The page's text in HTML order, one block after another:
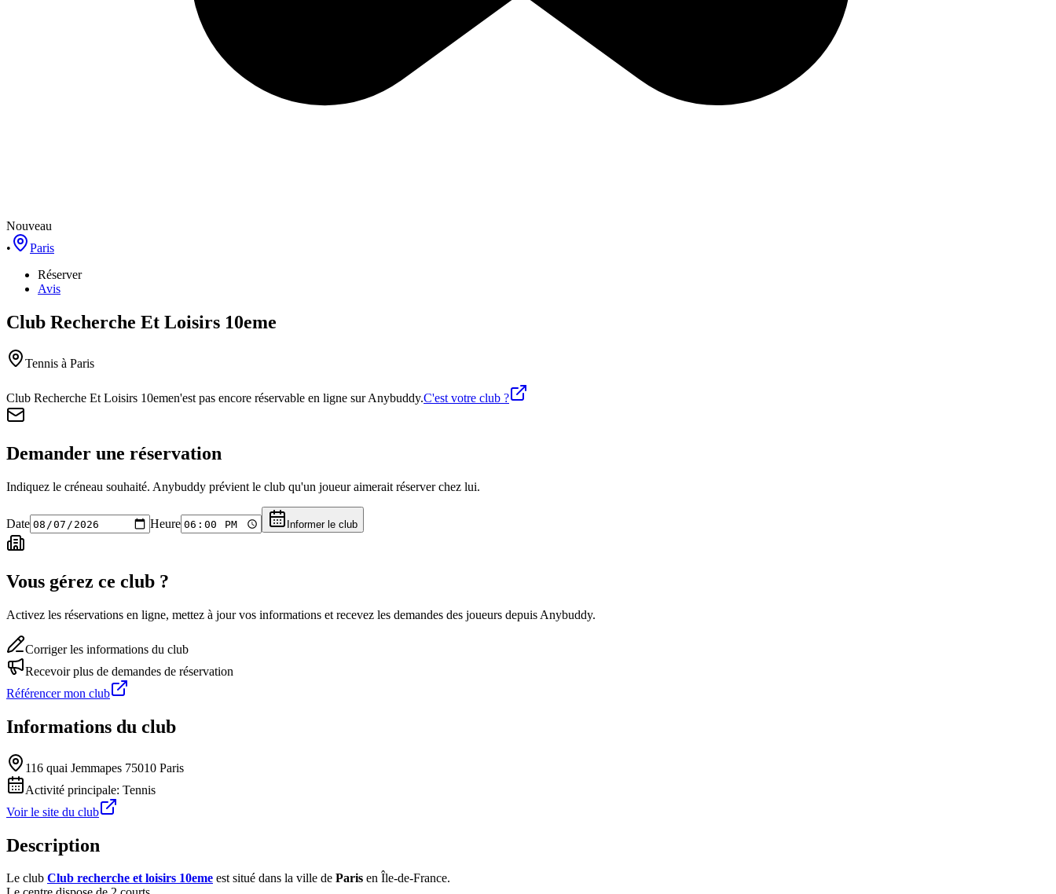
Nouveau
•
Paris
Réserver
Avis
Club Recherche Et Loisirs 10eme
Tennis à Paris
Club Recherche Et Loisirs 10emen'est pas encore réservable en ligne sur Anybuddy.C'est votre club ?
Demander une réservation
Indiquez le créneau souhaité. Anybuddy prévient le club qu'un joueur aimerait réserver chez lui.
Date Heure Informer le club
Vous gérez ce club ?
Activez les réservations en ligne, mettez à jour vos informations et recevez les demandes des joueurs depuis Anybuddy.
Corriger les informations du club
Recevoir plus de demandes de réservation
Référencer mon club
Informations du club
116 quai Jemmapes 75010 Paris
Activité principale: Tennis
Voir le site du club
Description
Le club Club recherche et loisirs 10eme est situé dans la ville de Paris en Île-de-France.